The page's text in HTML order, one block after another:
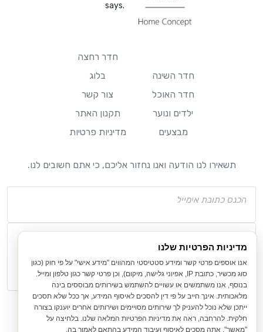
says.
חדר השינה
חדר האוכל
ילדים ונוער
מבצעים
חדר רחצה
בלוג
צור קשר
תקנון האתר
מדיניות פרטיות
תשאירו לנו הודעה ואנו נחזור אליכם, כי אתם חשובים לנו.
מדיניות הפרטיות שלנו
אנו אוספים פרטי קשר ומידע סטטיסטי המהווים "מידע אישי" על פי חוק (כגון
סוג מכשיר, כתובת IP, אפיוני גלישה, מיקום), וכן פרטי קשר כגון טלפון ומייל.
בנוסף, אנו משתמשים או עשויים להשתמש בשירותים מבוססים בינה
מלאכותית. אינך חייב על פי דין להסכים לאיסוף המידע, אך ככל שלא תסכים
ייתכן שלא נוכל להעניק לך שירותים מסויימים ושירותים אחרים יוענקו בצורה
חלקית. להרחבה, ראה את מדיניות הפרטיות המלאה שלנו. בלחיצה על
"מאשר", אתה מסכים לאיסוף ועיבוד המידע בהתאם לאמור בה.